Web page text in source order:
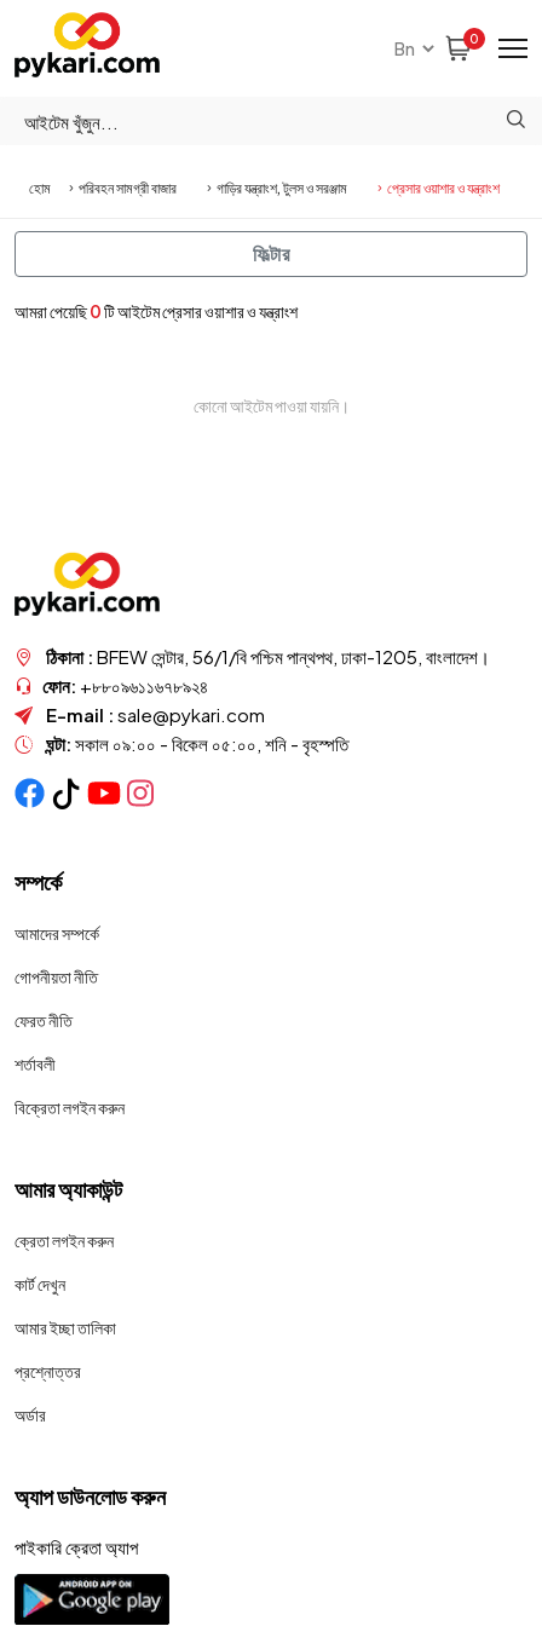
0
হোম পরিবহন সামগ্রী বাজার গাড়ির যন্ত্রাংশ, টুলস ও সরঞ্জাম প্রেসার ওয়াশার ও যন্ত্রাংশ
আমরা পেয়েছি0টি আইটেম প্রেসার ওয়াশার ও যন্ত্রাংশ
কোনো আইটেম পাওয়া যায়নি।
ফিল্টার
ঠিকানা : BFEW সেন্টার, 56/1/বি পশ্চিম পান্থপথ, ঢাকা-1205, বাংলাদেশ।
ফোন: +৮৮০৯৬১১৬৭৮৯২৪
E-mail : sale@pykari.com
ঘন্টা: সকাল ০৯:০০ - বিকেল ০৫:০০, শনি - বৃহস্পতি
সম্পর্কে
আমাদের সম্পর্কে
গোপনীয়তা নীতি
ফেরত নীতি
শর্তাবলী
বিক্রেতা লগইন করুন
আমার অ্যাকাউন্ট
ক্রেতা লগইন করুন
কার্ট দেখুন
আমার ইচ্ছা তালিকা
প্রশ্নোত্তর
অর্ডার
অ্যাপ ডাউনলোড করুন
পাইকারি ক্রেতা অ্যাপ